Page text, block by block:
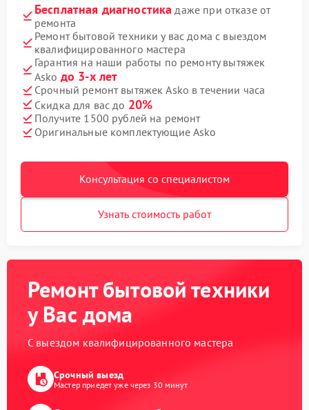
Бесплатная диагностика даже при отказе от
ремонта
Ремонт бытовой техники у вас дома с выездом
квалифицированного мастера
Гарантия на наши работы по ремонту вытяжек
Asko до 3-х лет
Срочный ремонт вытяжек Asko в течении часа
Скидка для вас до 20%
Получите 1500 рублей на ремонт
Оригинальные комплектующие Asko
Консультация со специалистом
Узнать стоимость работ
Ремонт бытовой техники
у Вас дома
С выездом квалифицированного мастера
Срочный выезд
Мастер приедет уже через 30 минут